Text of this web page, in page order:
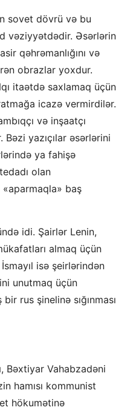
sovet dövrü və bu
vəziyyətdədir. Əsərlərin
qəhrəmanlığını və
obrazlar yoxdur.
itaətdə saxlamaq üçün
icazə vermirdilər.
və inşaatçı
yazıçılar əsərlərini
ya fahişə
olan
«aparmaqla» baş
idi. Şairlər Lenin,
almaq üçün
isə şeirlərindən
unutmaq üçün
rus şinelinə sığınması
Bəxtiyar Vahabzadəni
hamısı kommunist
hökumətinə